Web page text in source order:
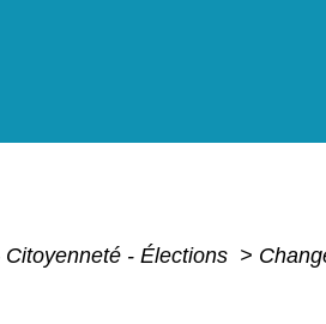
Citoyenneté - Élections >